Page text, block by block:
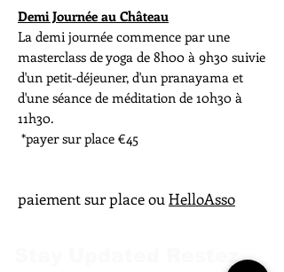
Demi Journée au Château
La demi journée commence par une
masterclass de yoga de 8h00 à 9h30 suivie
d'un petit-déjeuner, d'un pranayama et
d'une séance de méditation de 10h30 à
11h30.
*payer sur place €45
paiement sur place ou HelloAsso
Stay Updated Restez